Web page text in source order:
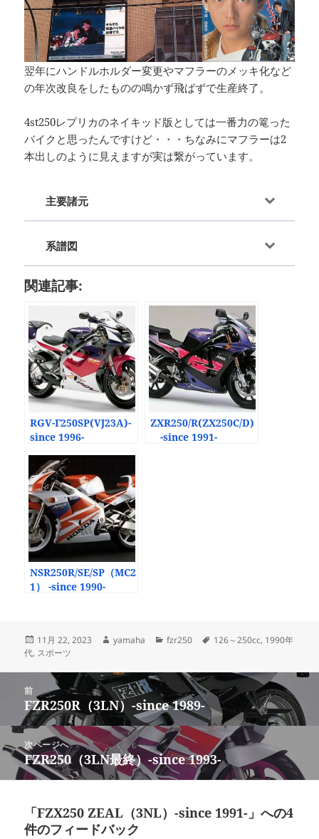
翌年にハンドルホルダー変更やマフラーのメッキ化など
の年次改良をしたものの鳴かず飛ばずで生産終了。
4st250レプリカのネイキッド版としては一番力の篭った
バイクと思ったんですけど・・・ちなみにマフラーは2
本出しのように見えますが実は繋がっています。
主要諸元
系譜図
関連記事:
RGV-Γ250SP(VJ23A)-
since 1996-
ZXR250/R(ZX250C/D)
-since 1991-
NSR250R/SE/SP（MC2
1） -since 1990-
投
稿
11月 22, 2023
作
yamaha
カ
ー
fzr250
タ
126～250cc, 1990年
代, スポーツ
ゲ
シ
前
前
の
投
稿:
FZR250R（3LN）-since 1989-
次ページへ
次
の
稿:
FZR250（3LN最終）-since 1993-
「FZX250 ZEAL（3NL）-since 1991-」への4
件のフィードバック